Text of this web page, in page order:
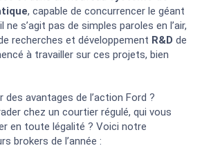
, capable de concurrencer le géant
ne s’agit pas de simples paroles en l’air,
recherches et développement R&D de
à travailler sur ces projets, bien
avantages de l’action Ford ?
chez un courtier régulé, qui vous
en toute légalité ? Voici notre
brokers de l’année :